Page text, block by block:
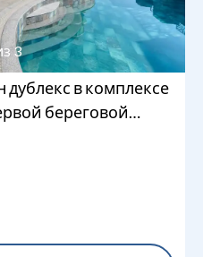
3
в комплексе
береговой